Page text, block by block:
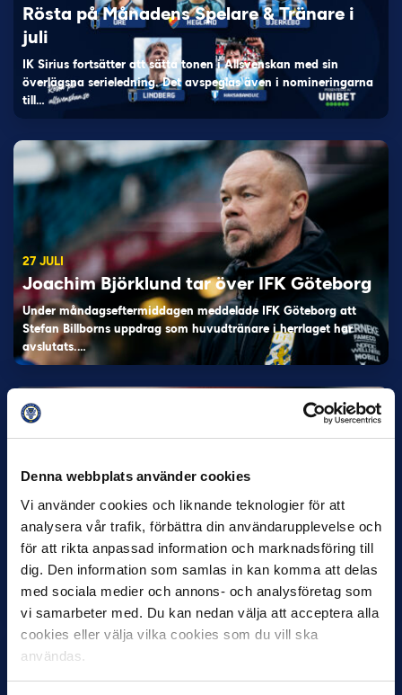
Denna webbplats använder cookies
Vi använder cookies och liknande teknologier för att
analysera vår trafik, förbättra din användarupplevelse och
för att rikta anpassad information och marknadsföring till
dig. Den information som samlas in kan komma att delas
med sociala medier och annons- och analysföretag som
vi samarbeter med. Du kan nedan välja att acceptera alla
cookies eller välja vilka cookies som du vill ska
användas.
Rösta på Månadens Spelare & Tränare i
juli
IK Sirius fortsätter att sätta tonen i Allsvenskan med sin
överlägsna serieledning. Det avspeglas även i nomineringarna
till…
27 JULI
Joachim Björklund tar över IFK Göteborg
Under måndagseftermiddagen meddelade IFK Göteborg att
Stefan Billborns uppdrag som huvudtränare i herrlaget har
avslutats.…
30 JUNI
Helstrup ny tränare i Malmö FF
Inleder mot…